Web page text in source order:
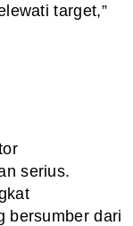
target,”
serius.
bersumber dari